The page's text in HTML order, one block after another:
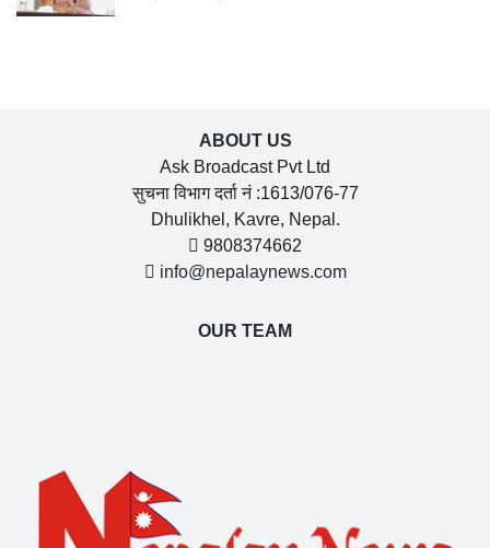
ABOUT US
Ask Broadcast Pvt Ltd
सुचना विभाग दर्ता नं :1613/076-77
Dhulikhel, Kavre, Nepal.
9808374662
info@nepalaynews.com
OUR TEAM